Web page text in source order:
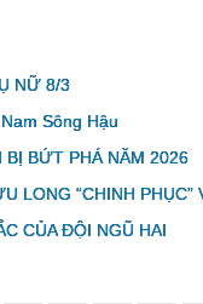
NỮ 8/3
Sông Hậu
BỊ BỨT PHÁ NĂM 2026
LONG “CHINH
CỦA ĐỘI NGŨ HAI